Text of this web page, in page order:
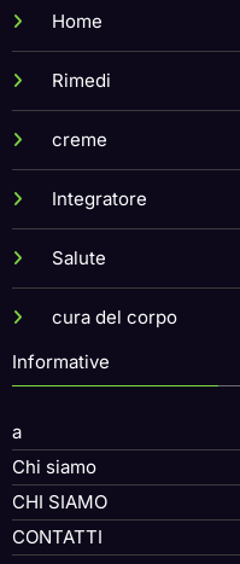
Home
Rimedi
creme
Integratore
Salute
cura del corpo
Informative
a
Chi siamo
CHI SIAMO
CONTATTI